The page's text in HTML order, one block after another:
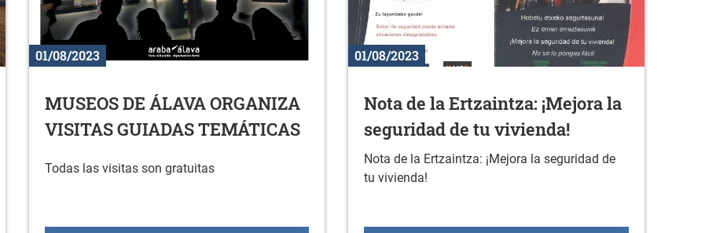
01/08/2023
MUSEOS DE ÁLAVA ORGANIZA
VISITAS GUIADAS TEMÁTICAS
Todas las visitas son gratuitas
01/08/2023
Nota de la Ertzaintza: ¡Mejora la
seguridad de tu vivienda!
Nota de la Ertzaintza: ¡Mejora la seguridad de
tu vivienda!